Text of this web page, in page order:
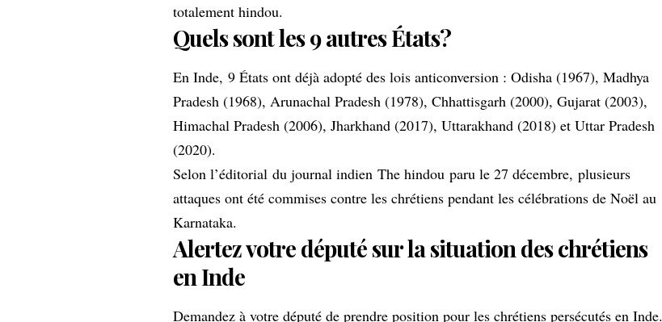
totalement hindou.
Quels sont les 9 autres États?
En Inde, 9 États ont déjà adopté des lois anticonversion : Odisha (1967), Madhya
Pradesh (1968), Arunachal Pradesh (1978), Chhattisgarh (2000), Gujarat (2003),
Himachal Pradesh (2006), Jharkhand (2017), Uttarakhand (2018) et Uttar Pradesh
(2020).
Selon l’éditorial du journal indienThe hindou paru le 27 décembre, plusieurs
attaques ont été commises contre les chrétiens pendant les célébrations de Noël au
Karnataka.
Alertez votre député sur la situation des chrétiens
en Inde
Demandez à votre député de prendre position pour les chrétiens persécutés en Inde.